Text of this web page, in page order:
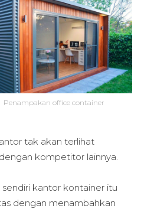
Penampakan office container
tak akan terlihat
kompetitor lainnya.
kantor kontainer itu
dengan menambahkan